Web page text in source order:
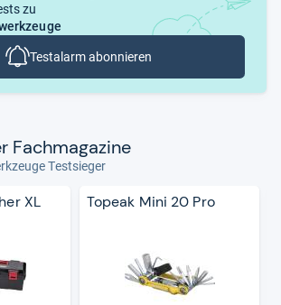
zu
Testalarm abonnieren
Fach­ma­ga­zine
Testsieger
XL Topeak Mini 20 Pro